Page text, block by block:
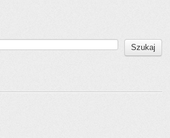
Szukaj